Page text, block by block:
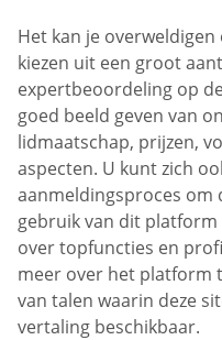
Het kan je
kiezen uit een groot
expertbeoordeling op
goed beeld geven van
lidmaatschap, prijzen,
aspecten. U kunt zich
aanmeldingsproces om
gebruik van dit platform
over topfuncties en
meer over het platform
van talen waarin deze
vertaling beschikbaar.